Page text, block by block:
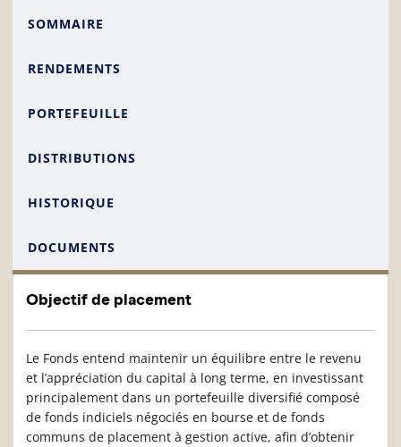
SOMMAIRE
RENDEMENTS
PORTEFEUILLE
DISTRIBUTIONS
HISTORIQUE
DOCUMENTS
Objectif de placement
Le Fonds entend maintenir un équilibre entre le revenu
et l’appréciation du capital à long terme, en investissant
principalement dans un portefeuille diversifié composé
de fonds indiciels négociés en bourse et de fonds
communs de placement à gestion active, afin d’obtenir